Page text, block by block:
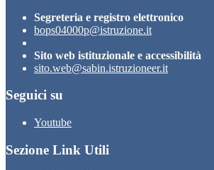
Segreteria e registro elettronico
bops04000p@istruzione.it
Sito web istituzionale e accessibilità
sito.web@sabin.istruzioneer.it
Seguici su
Youtube
Sezione Link Utili